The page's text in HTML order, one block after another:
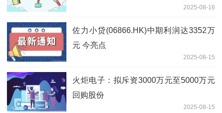
2025-08-16
佐力小贷(06866.HK)中期利润达3352万
元 今亮点
2025-08-15
火炬电子：拟斥资3000万元至5000万元
回购股份
2025-08-15